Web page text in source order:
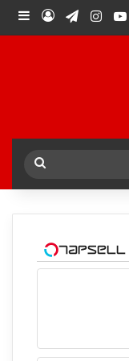
یوتیوباینستاگرام
تلگرامورود
جستجو
برای